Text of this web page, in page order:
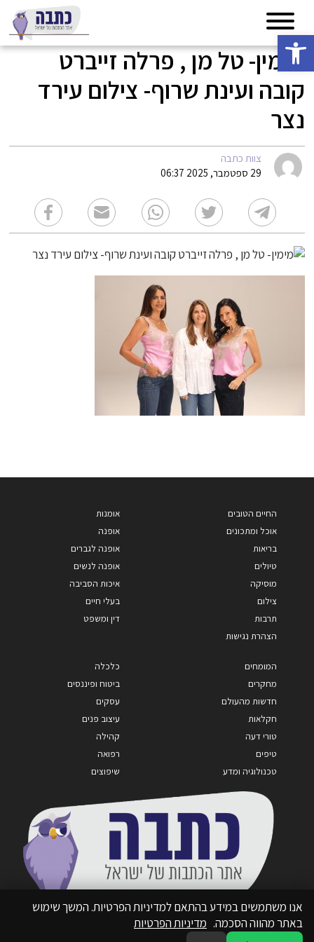
פתח סרגל נגישות
מימין- טל מן , פרלה זייברט
קובה ועינת שרוף- צילום עירד
נצר
צוות כתבה
29 ספטמבר, 2025 06:37
החיים הטובים
אוכל ומתכונים
בריאות
טיולים
מוסיקה
צילום
תרבות
הצהרת נגישות
אומנות
אופנה
אופנה לגברים
אופנה לנשים
איכות הסביבה
בעלי חיים
דין ומשפט
המומחים
מחקרים
חדשות מהעולם
חקלאות
טורי דעה
טיפים
טכנולוגיה ומדע
כלכלה
ביטוח ופיננסים
עסקים
עיצוב פנים
קהילה
רפואה
שיפוצים
אנו משתמשים במידע בהתאם למדיניות הפרטיות. המשך שימוש
באתר מהווה הסכמה. מדיניות הפרטיות